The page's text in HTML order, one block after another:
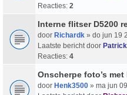
Reacties: 2
Interne flitser D5200
door Richardk » do jun 19
Laatste bericht door Patrick
Reacties: 4
Onscherpe foto’s met
door Henk3500 » ma jun